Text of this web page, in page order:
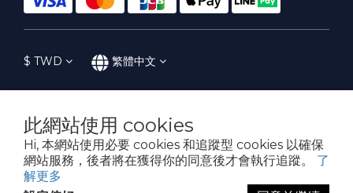
此網站使用 cookies
Hi, 本網站使用必要 cookies 和追蹤型 cookies 以確保
網站服務，後者將在獲得你的同意後才會執行追蹤。 了
解更多
$ TWD 繁體中文
提醒您，我們不會以電話或簡訊方式通知變更付款方式。
Copyright© 2016-2023 SoWhat! 花樣子